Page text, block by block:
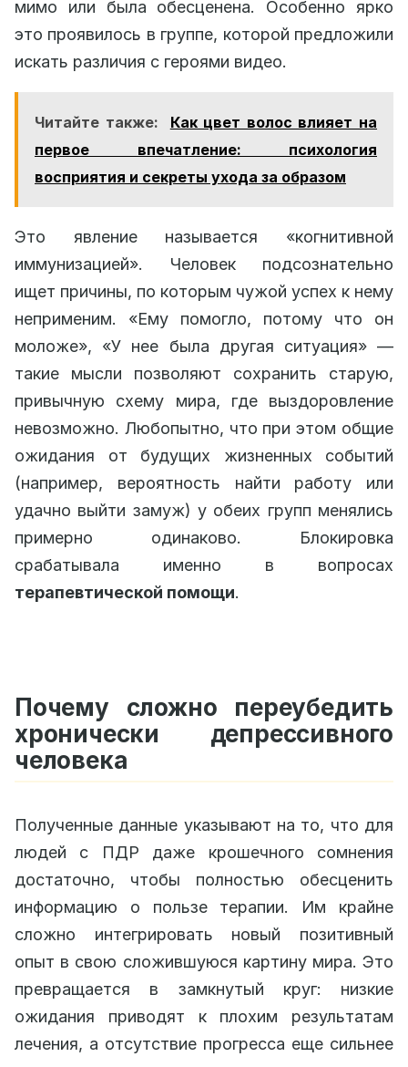
мимо или была обесценена. Особенно ярко
это проявилось в группе, которой предложили
искать различия с героями видео.
Читайте также:
Как цвет волос влияет на
первое впечатление: психология
восприятия и секреты ухода за образом
Это явление называется «когнитивной
иммунизацией». Человек подсознательно
ищет причины, по которым чужой успех к нему
неприменим. «Ему помогло, потому что он
моложе», «У нее была другая ситуация» —
такие мысли позволяют сохранить старую,
привычную схему мира, где выздоровление
невозможно. Любопытно, что при этом общие
ожидания от будущих жизненных событий
(например, вероятность найти работу или
удачно выйти замуж) у обеих групп менялись
примерно одинаково. Блокировка
срабатывала именно в вопросах
терапевтической помощи.
Почему сложно переубедить
хронически депрессивного
человека
Полученные данные указывают на то, что для
людей с ПДР даже крошечного сомнения
достаточно, чтобы полностью обесценить
информацию о пользе терапии. Им крайне
сложно интегрировать новый позитивный
опыт в свою сложившуюся картину мира. Это
превращается в замкнутый круг: низкие
ожидания приводят к плохим результатам
лечения, а отсутствие прогресса еще сильнее